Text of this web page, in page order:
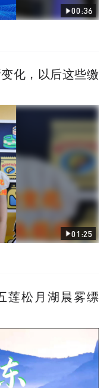
00:36
化，以后这些缴
01:25
莲松月湖晨雾缥